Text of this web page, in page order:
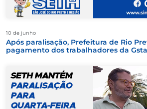
10 de junho
Após paralisação, Prefeitura de Rio
pagamento dos trabalhadores da